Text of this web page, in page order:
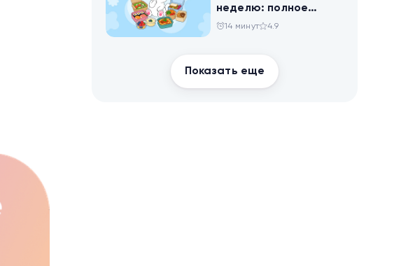
неделю: полное
руководство для
14 минут 4.9
Показать еще